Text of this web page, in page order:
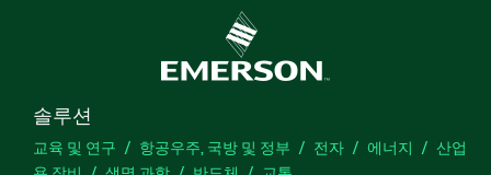
솔루션
교육 및 연구 항공우주, 국방 및 정부 전자 에너지
산업